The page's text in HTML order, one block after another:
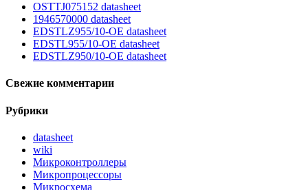
OSTTJ075152 datasheet
1946570000 datasheet
EDSTLZ955/10-OE datasheet
EDSTL955/10-OE datasheet
EDSTLZ950/10-OE datasheet
Свежие комментарии
Рубрики
datasheet
wiki
Микроконтроллеры
Микропроцессоры
Микросхема